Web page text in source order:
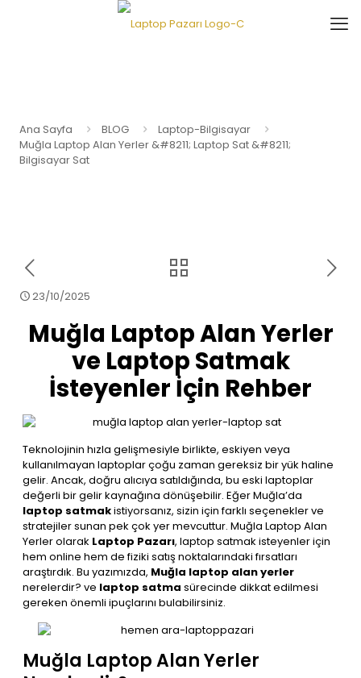
Ana Sayfa BLOG
Laptop-Bilgisayar
Muğla Laptop Alan Yerler &#8211; Laptop Sat &#8211;
Bilgisayar Sat
23/10/2025
Muğla Laptop Alan Yerler
ve Laptop Satmak
İsteyenler İçin Rehber
Teknolojinin hızla gelişmesiyle birlikte, eskiyen veya
kullanılmayan laptoplar çoğu zaman gereksiz bir yük haline
gelir. Ancak, doğru alıcıya satıldığında, bu eski laptoplar
değerli bir gelir kaynağına dönüşebilir. Eğer Muğla’da
laptop satmakistiyorsanız, sizin için farklı seçenekler ve
stratejiler sunan pek çok yer mevcuttur. Muğla Laptop Alan
Yerler olarak Laptop Pazarı, laptop satmak isteyenler için
hem online hem de fiziki satış noktalarındaki fırsatları
araştırdık. Bu yazımızda, Muğla laptop alan yerler
nerelerdir? ve laptop satma sürecinde dikkat edilmesi
gereken önemli ipuçlarını bulabilirsiniz.
Muğla Laptop Alan Yerler